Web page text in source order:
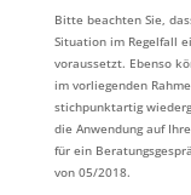
Bitte beachten Sie,
Situation im Regelfall
voraussetzt. Ebenso
im vorliegenden
stichpunktartig
die Anwendung auf
für ein
von 05/2018.